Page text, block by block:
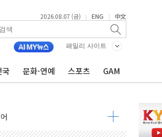
2026.08.07 (금) | ENG | 中文
패밀리 사이트
국 문화·연예 스포츠 GAM
오 징계절차 개시